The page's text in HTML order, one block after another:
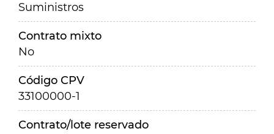
Suministros
Contrato mixto
No
Código CPV
33100000-1
Contrato/lote reservado